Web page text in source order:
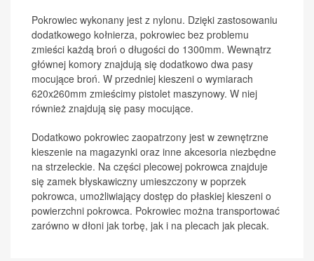
Pokrowiec wykonany jest z nylonu. Dzięki zastosowaniu
dodatkowego kołnierza, pokrowiec bez problemu
zmieści każdą broń o długości do 1300mm. Wewnątrz
głównej komory znajdują się dodatkowo dwa pasy
mocujące broń. W przedniej kieszeni o wymiarach
620x260mm zmieścimy pistolet maszynowy. W niej
również znajdują się pasy mocujące.
Dodatkowo pokrowiec zaopatrzony jest w zewnętrzne
kieszenie na magazynki oraz inne akcesoria niezbędne
na strzeleckie. Na części plecowej pokrowca znajduje
się zamek błyskawiczny umieszczony w poprzek
pokrowca, umożliwiający dostęp do płaskiej kieszeni o
powierzchni pokrowca. Pokrowiec można transportować
zarówno w dłoni jak torbę, jak i na plecach jak plecak.